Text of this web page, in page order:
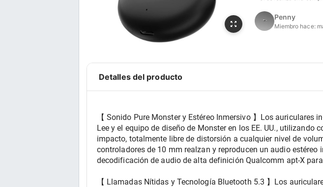
Penny
Miembro hace:
Detalles del producto
【 Sonido Pure Monster y Estéreo Inmersivo 】Los
Lee y el equipo de diseño de Monster en los EE. UU.,
impacto, totalmente libre de distorsión a cualquier nivel de
controladores de 10 mm realzan y reproducen un audio
decodificación de audio de alta definición Qualcomm apt-X
【 Llamadas Nítidas y Tecnología Bluetooth 5.3 】Los